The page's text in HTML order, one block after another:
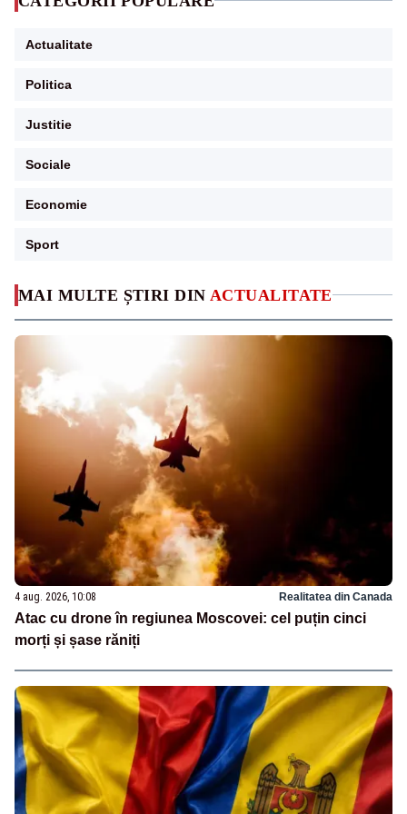
MAI MULTE ȘTIRI DIN ACTUALITATE
4 aug. 2026, 10:08 Realitatea din Canada
Atac cu drone în regiunea Moscovei: cel puțin cinci
morți și șase răniți
Actualitate
Politica
Justitie
Sociale
Economie
Sport